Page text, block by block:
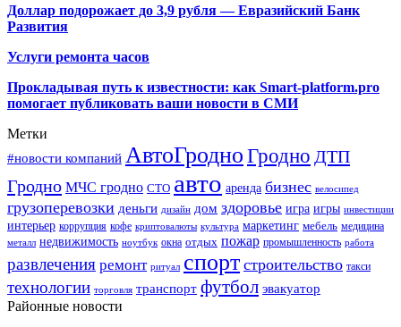
Доллар подорожает до 3,9 рубля — Евразийский Банк
Развития
Услуги ремонта часов
Прокладывая путь к известности: как Smart-platform.pro
помогает публиковать ваши новости в СМИ
Метки
#новости компаний АвтоГродноГродно ДТП
Гродно МЧС гродно СТО авто аренда бизнес велосипед
грузоперевозки деньги дизайн дом здоровье игра игры инвестиции
интерьер коррупция кофе криптовалюты культура маркетинг мебель медицина
металл недвижимость ноутбук окна отдых пожар промышленность работа
развлечения ремонт ритуал спорт строительство такси
технологии торговля транспорт футбол эвакуатор
Районные новости